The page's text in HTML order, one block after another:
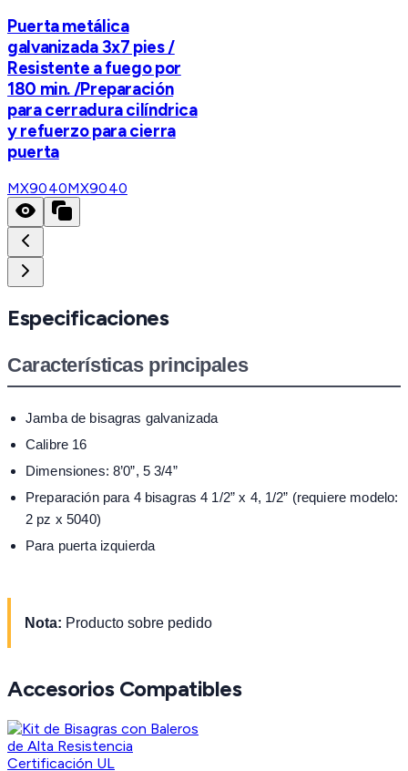
Puerta metálica
galvanizada 3x7 pies /
Resistente a fuego por
180 min. /Preparación
para cerradura cilíndrica
y refuerzo para cierra
puerta
MX9040MX9040
Especificaciones
Características principales
Jamba de bisagras galvanizada
Calibre 16
Dimensiones: 8’0”, 5 3/4”
Preparación para 4 bisagras 4 1/2” x 4, 1/2” (requiere modelo:
2 pz x 5040)
Para puerta izquierda
Nota: Producto sobre pedido
Accesorios Compatibles